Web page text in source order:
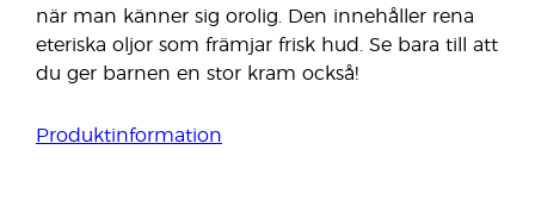
när man känner sig orolig. Den innehåller rena
eteriska oljor som främjar frisk hud. Se bara till att
du ger barnen en stor kram också!
Produktinformation